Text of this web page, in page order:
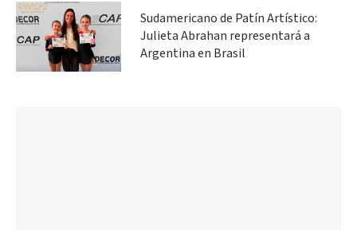
Sudamericano de Patín Artístico:
Julieta Abrahan representará a
Argentina en Brasil